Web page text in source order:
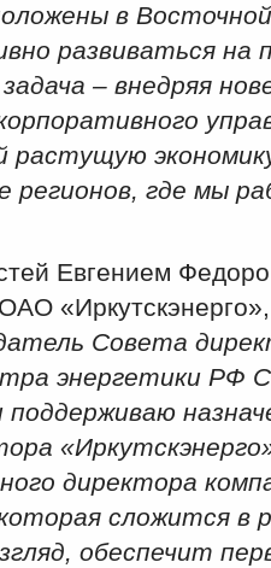
в
развиваться на
– внедряя
растущую
регионов, где мы
Евгением
Совета
энергетики РФ
поддерживаю
директора
сложится в
обеспечит